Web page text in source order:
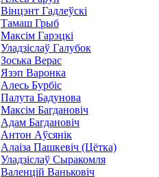
Вінцэнт Гадлеўскі
Тамаш Грыб
Максім Гарэцкі
Уладзіслаў Галубок
Зоська Верас
Язэп Варонка
Алесь Бурбіс
Палута Бадунова
Максім Багдановіч
Адам Багдановіч
Антон Аўсянік
Алаіза Пашкевіч (Цётка)
Уладзіслаў Сыракомля
Валенцій Ваньковіч